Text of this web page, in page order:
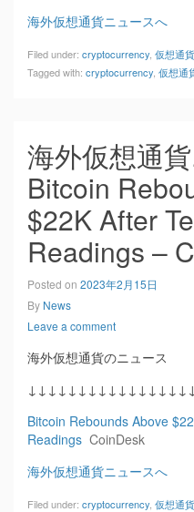
海外仮想通貨ニュースへ
Filed under: cryptocurrency 仮想通貨
Tagged with: cryptocurrency 仮想通
海外仮想通
Bitcoin
$22K After
Readings –
Posted on 2023年2月15日
By News
Leave a comment
海外仮想通貨のニュース
Bitcoin Rebounds Above
Readings CoinDesk
海外仮想通貨ニュースへ
Filed under: cryptocurrency 仮想通貨